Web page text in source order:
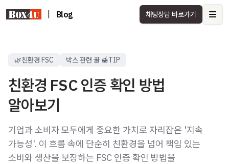
Blog 채팅상담 바로가기
🌿친환경 FSC 박스 관련 꿀 🍯TIP
친환경 FSC 인증 확인 방법
알아보기
기업과 소비자 모두에게 중요한 가치로 자리잡은 '지속
가능성'. 이 흐름 속에 단순히 친환경을 넘어 책임 있는
소비와 생산을 보장하는 FSC 인증 확인 방법을